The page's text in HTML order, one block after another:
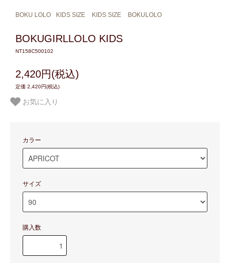
BOKU LOLO KIDS SIZE KIDS SIZE BOKULOLO
BOKUGIRLLOLO KIDS
NT158C500102
2,420円(税込)
定価 2,420円(税込)
お気に入り
カラー
サイズ
購入数